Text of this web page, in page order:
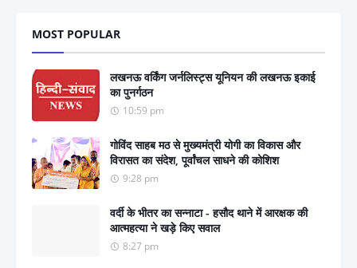
MOST POPULAR
लखनऊ वर्किंग जर्नलिस्ट्स यूनियन की लखनऊ इकाई
का पुनर्गठन
10:59 pm
गोविंद साहब मठ से मुख्यमंत्री योगी का विकास और
विरासत का संदेश, पूर्वांचल साधने की कोशिश
9:28 pm
वर्दी के भीतर का सन्नाटा - हसौद थाने में आरक्षक की
आत्महत्या ने खड़े किए सवाल
8:27 pm